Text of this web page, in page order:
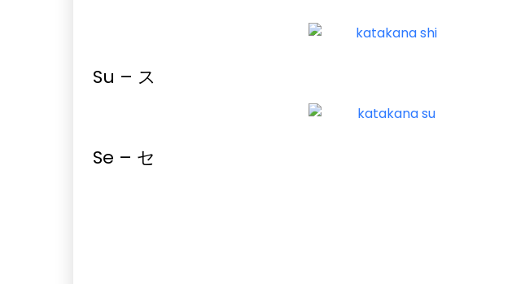
Su – ス
Se – セ